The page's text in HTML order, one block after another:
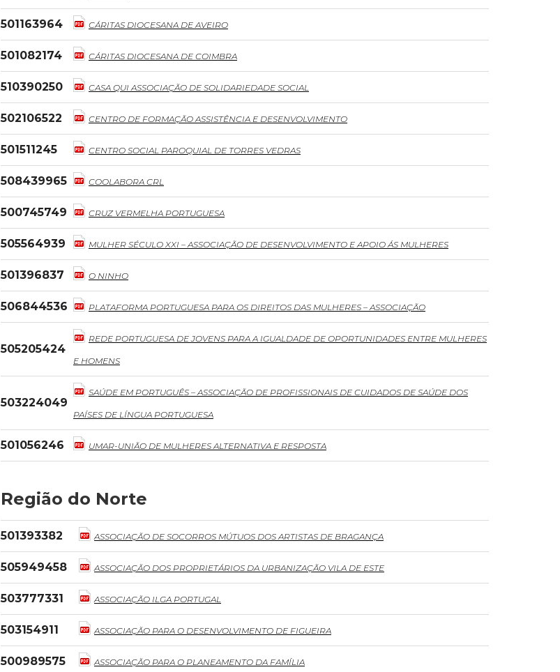
501163964 CÁRITAS DIOCESANA DE AVEIRO
501082174 CÁRITAS DIOCESANA DE COIMBRA
510390250 CASA QUI ASSOCIAÇÃO DE SOLIDARIEDADE SOCIAL
502106522 CENTRO DE FORMAÇÃO ASSISTÊNCIA E DESENVOLVIMENTO
501511245 CENTRO SOCIAL PAROQUIAL DE TORRES VEDRAS
508439965 COOLABORA CRL
500745749 CRUZ VERMELHA PORTUGUESA
505564939 MULHER SÉCULO XXI – ASSOCIAÇÃO DE DESENVOLVIMENTO E APOIO ÁS MULHERES
501396837 O NINHO
506844536 PLATAFORMA PORTUGUESA PARA OS DIREITOS DAS MULHERES – ASSOCIAÇÃO
505205424
REDE PORTUGUESA DE JOVENS PARA A IGUALDADE DE OPORTUNIDADES ENTRE MULHERES
E HOMENS
503224049
SAÚDE EM PORTUGUÊS – ASSOCIAÇÃO DE PROFISSIONAIS DE CUIDADOS DE SAÚDE DOS
PAÍSES DE LÍNGUA PORTUGUESA
501056246 UMAR-UNIÃO DE MULHERES ALTERNATIVA E RESPOSTA
Região do Norte
501393382 ASSOCIAÇÃO DE SOCORROS MÚTUOS DOS ARTISTAS DE BRAGANÇA
505949458 ASSOCIAÇÃO DOS PROPRIETÁRIOS DA URBANIZAÇÃO VILA DE ESTE
503777331 ASSOCIAÇÃO ILGA PORTUGAL
503154911 ASSOCIAÇÃO PARA O DESENVOLVIMENTO DE FIGUEIRA
500989575 ASSOCIAÇÃO PARA O PLANEAMENTO DA FAMÍLIA